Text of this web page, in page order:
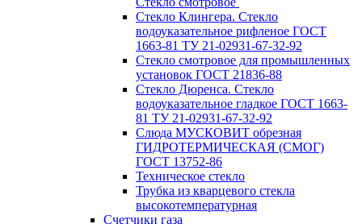
Стекло Клингера. Стекло
водоуказательное рифленое ГОСТ
1663-81 ТУ 21-02931-67-32-92
Стекло смотровое для промышленных
установок ГОСТ 21836-88
Стекло Дюренса. Стекло
водоуказательное гладкое ГОСТ 1663-
81 ТУ 21-02931-67-32-92
Слюда МУСКОВИТ обрезная
ГИДРОТЕРМИЧЕСКАЯ (СМОГ)
ГОСТ 13752-86
Техническое стекло
Трубка из кварцевого стекла
высокотемпературная
Счетчики газа